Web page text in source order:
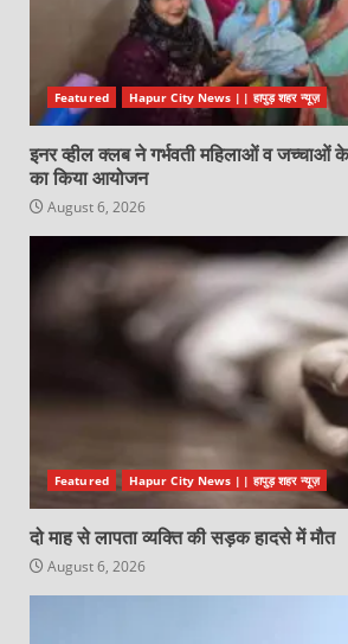
Featured Hapur City News || हापुड़ शहर न्यूज़
इनर व्हील क्लब ने गर्भवती महिलाओं व जच्चाओं के
का किया आयोजन
August 6, 2026
Featured Hapur City News || हापुड़ शहर न्यूज़
दो माह से लापता व्यक्ति की सड़क हादसे में मौत
August 6, 2026